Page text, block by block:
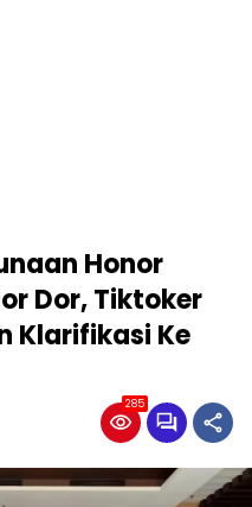
Honor
Dor, Tiktoker
Klarifikasi Ke
285